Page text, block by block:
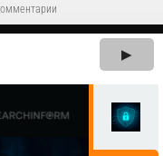
▶